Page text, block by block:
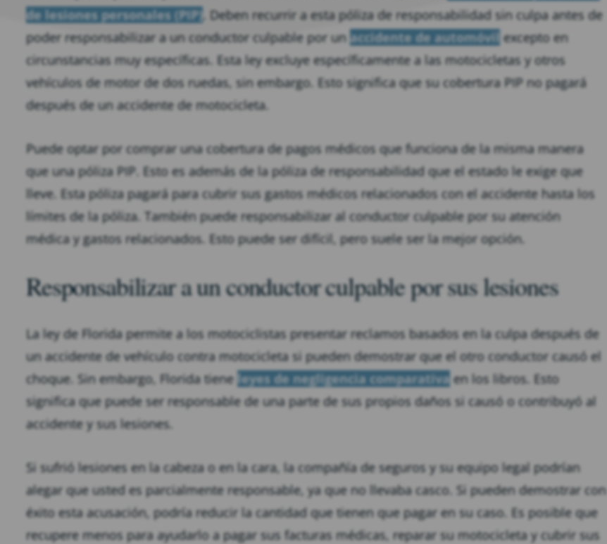
de lesiones personales (PIP) . Deben recurrir a esta póliza de responsabilidad sin culpa antes de
poder responsabilizar a un conductor culpable por un accidente de automóvil excepto en
circunstancias muy específicas. Esta ley excluye específicamente a las motocicletas y otros
vehículos de motor de dos ruedas, sin embargo. Esto significa que su cobertura PIP no pagará
después de un accidente de motocicleta.
Puede optar por comprar una cobertura de pagos médicos que funciona de la misma manera
que una póliza PIP. Esto es además de la póliza de responsabilidad que el estado le exige que
lleve. Esta póliza pagará para cubrir sus gastos médicos relacionados con el accidente hasta los
límites de la póliza. También puede responsabilizar al conductor culpable por su atención
médica y gastos relacionados. Esto puede ser difícil, pero suele ser la mejor opción.
Responsabilizar a un conductor culpable por sus lesiones
La ley de Florida permite a los motociclistas presentar reclamos basados en la culpa después de
un accidente de vehículo contra motocicleta si pueden demostrar que el otro conductor causó el
choque. Sin embargo, Florida tiene leyes de negligencia comparativaen los libros. Esto
significa que puede ser responsable de una parte de sus propios daños si causó o contribuyó al
accidente y sus lesiones.
Si sufrió lesiones en la cabeza o en la cara, la compañía de seguros y su equipo legal podrían
alegar que usted es parcialmente responsable, ya que no llevaba casco. Si pueden demostrar con
éxito esta acusación, podría reducir la cantidad que tienen que pagar en su caso. Es posible que
recupere menos para ayudarlo a pagar sus facturas médicas, reparar su motocicleta y cubrir sus